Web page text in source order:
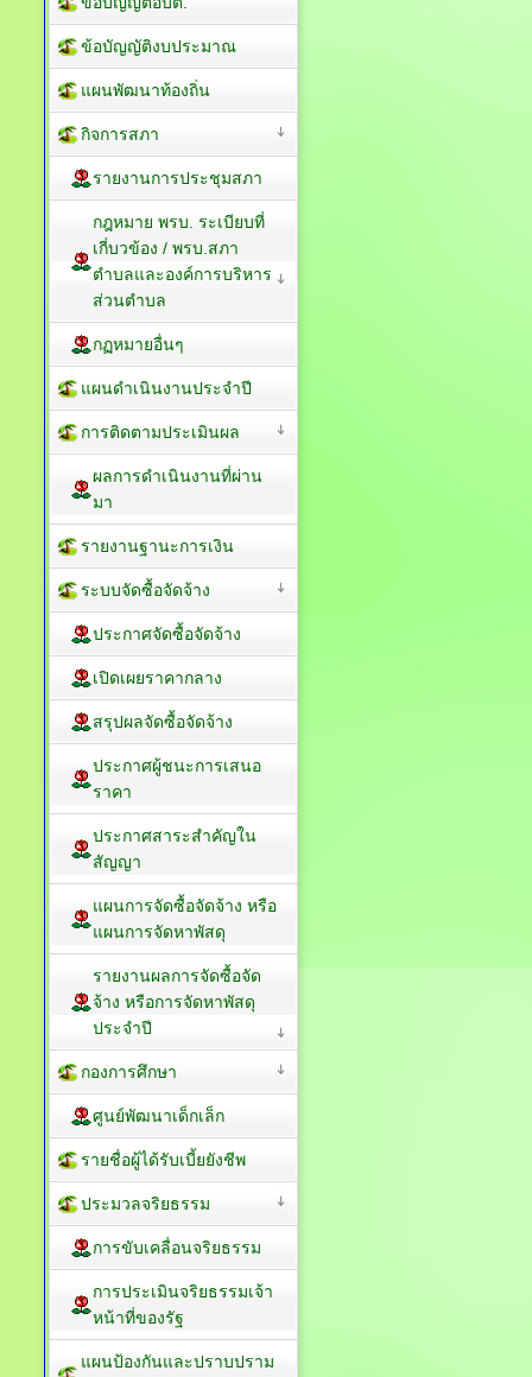
ข้อบัญญัติงบประมาณ
แผนพัฒนาท้องถิ่น
กิจการสภา
รายงานการประชุมสภา
กฎหมาย พรบ. ระเบียบที่
เกี่บวข้อง / พรบ.สภา
ตำบลและองค์การบริหาร
ส่วนตำบล
กฏหมายอื่นๆ
แผนดำเนินงานประจำปี
การติดตามประเมินผล
ผลการดำเนินงานที่ผ่าน
มา
รายงานฐานะการเงิน
ระบบจัดซื้อจัดจ้าง
ประกาศจัดซื้อจัดจ้าง
เปิดเผยราคากลาง
สรุปผลจัดซื้อจัดจ้าง
ประกาศผู้ชนะการเสนอ
ราคา
ประกาศสาระสำคัญใน
สัญญา
แผนการจัดซื้อจัดจ้าง หรือ
แผนการจัดหาพัสดุ
รายงานผลการจัดซื้อจัด
จ้าง หรือการจัดหาพัสดุ
ประจำปี
กองการศึกษา
ศูนย์พัฒนาเด็กเล็ก
รายชื่อผู้ได้รับเบี้ยยังชีพ
ประมวลจริยธรรม
การขับเคลื่อนจริยธรรม
การประเมินจริยธรรมเจ้า
หน้าที่ของรัฐ
แผนป้องกันและปราบปราม